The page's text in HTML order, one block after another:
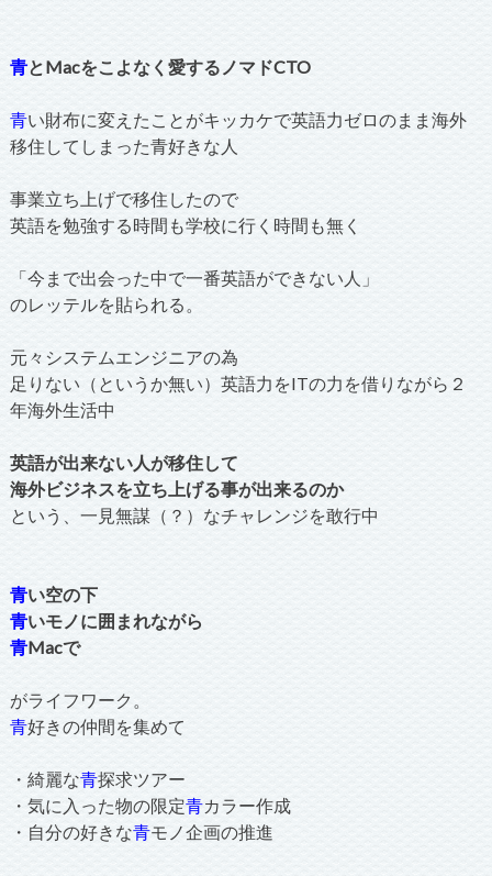
青とMacをこよなく愛するノマドCTO
青い財布に変えたことがキッカケで英語力ゼロのまま海外
移住してしまった青好きな人
事業立ち上げで移住したので
英語を勉強する時間も学校に行く時間も無く
「今まで出会った中で一番英語ができない人」
のレッテルを貼られる。
元々システムエンジニアの為
足りない（というか無い）英語力をITの力を借りながら２
年海外生活中
英語が出来ない人が移住して
海外ビジネスを立ち上げる事が出来るのか
という、一見無謀（？）なチャレンジを敢行中
青い空の下
青いモノに囲まれながら
青Macで
がライフワーク。
青好きの仲間を集めて
・綺麗な青探求ツアー
・気に入った物の限定青カラー作成
・自分の好きな青モノ企画の推進